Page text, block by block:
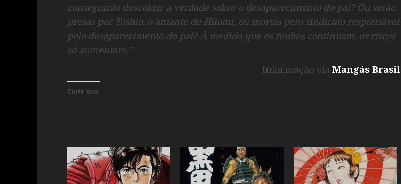
conseguirão descobrir a verdade sobre o desaparecimento do pai? Ou serão
presas por Toshio, o amante de Hitomi, ou mortas pelo sindicato responsável
pelo desaparecimento do pai? À medida que os roubos continuam, os riscos
só aumentam.”
Informação via Mangás Brasil
Curtir isso: